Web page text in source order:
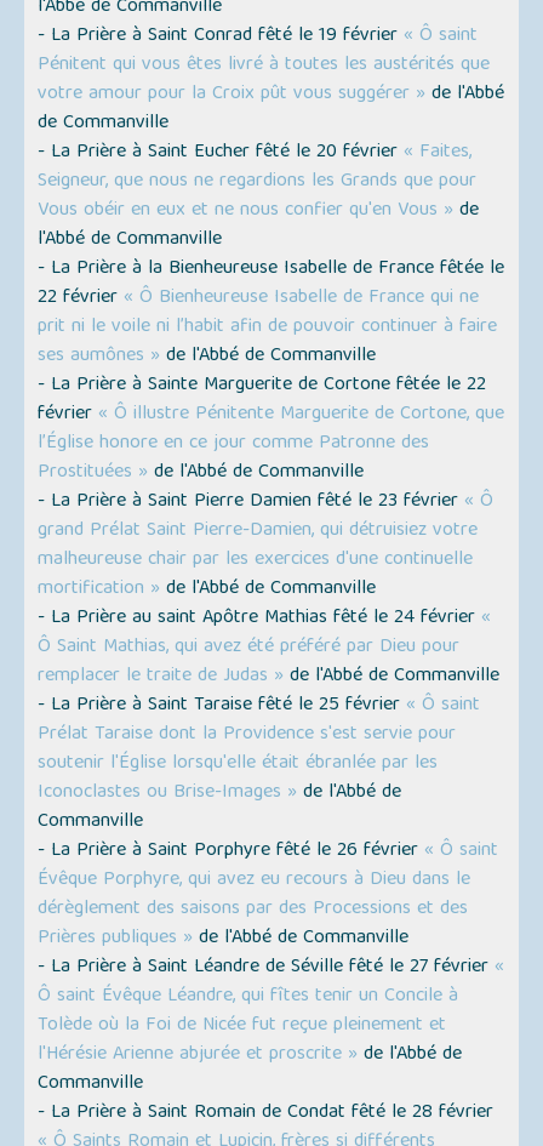
l'Abbé de Commanville
- La Prière à Saint Conrad fêté le 19 février « Ô saint
Pénitent qui vous êtes livré à toutes les austérités que
votre amour pour la Croix pût vous suggérer » de l'Abbé
de Commanville
- La Prière à Saint Eucher fêté le 20 février « Faites,
Seigneur, que nous ne regardions les Grands que pour
Vous obéir en eux et ne nous confier qu'en Vous » de
l'Abbé de Commanville
- La Prière à la Bienheureuse Isabelle de France fêtée le
22 février « Ô Bienheureuse Isabelle de France qui ne
prit ni le voile ni l’habit afin de pouvoir continuer à faire
ses aumônes » de l'Abbé de Commanville
- La Prière à Sainte Marguerite de Cortone fêtée le 22
février « Ô illustre Pénitente Marguerite de Cortone, que
l’Église honore en ce jour comme Patronne des
Prostituées » de l'Abbé de Commanville
- La Prière à Saint Pierre Damien fêté le 23 février « Ô
grand Prélat Saint Pierre-Damien, qui détruisiez votre
malheureuse chair par les exercices d'une continuelle
mortification » de l'Abbé de Commanville
- La Prière au saint Apôtre Mathias fêté le 24 février «
Ô Saint Mathias, qui avez été préféré par Dieu pour
remplacer le traite de Judas » de l'Abbé de Commanville
- La Prière à Saint Taraise fêté le 25 février « Ô saint
Prélat Taraise dont la Providence s'est servie pour
soutenir l'Église lorsqu'elle était ébranlée par les
Iconoclastes ou Brise-Images » de l'Abbé de
Commanville
- La Prière à Saint Porphyre fêté le 26 février « Ô saint
Évêque Porphyre, qui avez eu recours à Dieu dans le
dérèglement des saisons par des Processions et des
Prières publiques » de l'Abbé de Commanville
- La Prière à Saint Léandre de Séville fêté le 27 février «
Ô saint Évêque Léandre, qui fîtes tenir un Concile à
Tolède où la Foi de Nicée fut reçue pleinement et
l'Hérésie Arienne abjurée et proscrite » de l'Abbé de
Commanville
- La Prière à Saint Romain de Condat fêté le 28 février